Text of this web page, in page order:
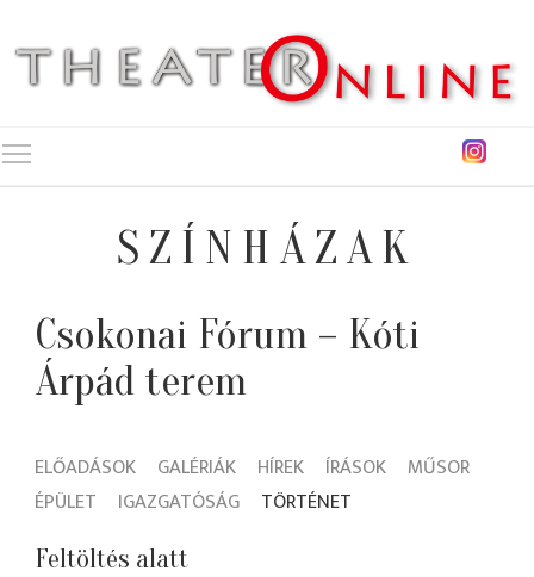
SZÍNHÁZAK
Csokonai Fórum – Kóti
Árpád terem
ELŐADÁSOK GALÉRIÁK HÍREK ÍRÁSOK
MŰSOR
ÉPÜLET
IGAZGATÓSÁG TÖRTÉNET
Feltöltés alatt